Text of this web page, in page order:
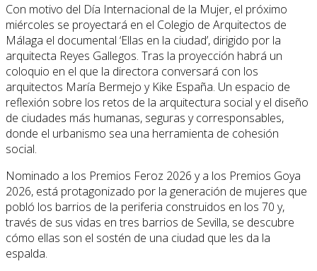
Con motivo del Día Internacional de la Mujer, el próximo
miércoles se proyectará en el Colegio de Arquitectos de
Málaga el documental ‘Ellas en la ciudad’, dirigido por la
arquitecta Reyes Gallegos. Tras la proyección habrá un
coloquio en el que la directora conversará con los
arquitectos María Bermejo y Kike España. Un espacio de
reflexión sobre los retos de la arquitectura social y el diseño
de ciudades más humanas, seguras y corresponsables,
donde el urbanismo sea una herramienta de cohesión
social.
Nominado a los Premios Feroz 2026 y a los Premios Goya
2026, está protagonizado por la generación de mujeres que
pobló los barrios de la periferia construidos en los 70 y,
través de sus vidas en tres barrios de Sevilla, se descubre
cómo ellas son el sostén de una ciudad que les da la
espalda.